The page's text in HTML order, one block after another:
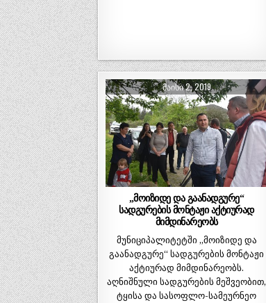
ᲛᲐᲘᲡᲘ 2, 2019
„მოიზიდე და გაანადგურე“
სადგურების მონტაჟი აქტიურად
მიმდინარეობს
მუნიციპალიტეტში „მოიზიდე და
გაანადგურე“ სადგურების მონტაჟი
აქტიურად მიმდინარეობს.
აღნიშნული სადგურების მეშვეობით,
ტყისა და სასოფლო-სამეურნეო